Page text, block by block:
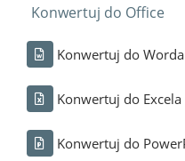
Konwertuj do Office
Konwertuj do Worda
Konwertuj do Excela
Konwertuj do